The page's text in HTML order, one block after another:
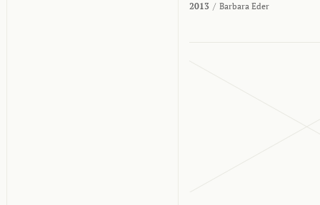
2013 / Barbara Eder